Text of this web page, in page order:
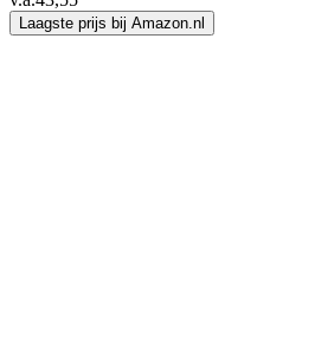
Laagste prijs bij Amazon.nl